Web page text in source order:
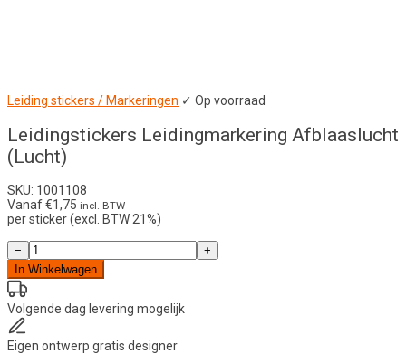
Leiding stickers / Markeringen ✓ Op voorraad
Leidingstickers Leidingmarkering Afblaaslucht
(Lucht)
SKU: 1001108
Vanaf€1,75 incl. BTW
per sticker (excl. BTW 21%)
Leidingstickers
Leidingmarkering
Afblaaslucht
(Lucht)
aantal
−
+
In Winkelwagen
Volgende dag levering mogelijk
Eigen ontwerp gratis designer